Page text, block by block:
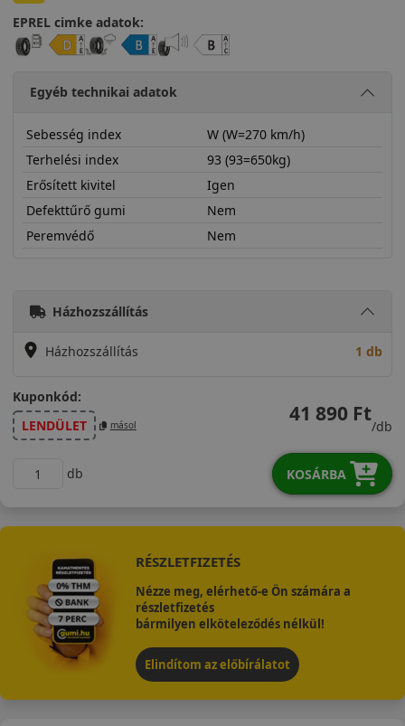
EPREL cimke adatok:
Egyéb technikai adatok
Sebesség index
W (W=270 km/h)
Terhelési index
93 (93=650kg)
Erősített kivitel
Igen
Defekttűrő gumi
Nem
Peremvédő
Nem
Házhozszállítás
Házhozszállítás 1 db
Kuponkód:
LENDÜLET
másol 41 890 Ft
/db
db KOSÁRBA
RÉSZLETFIZETÉS
Nézze meg, elérhető-e Ön számára a
részletfizetés
bármilyen elköteleződés nélkül!
Elindítom az előbírálatot